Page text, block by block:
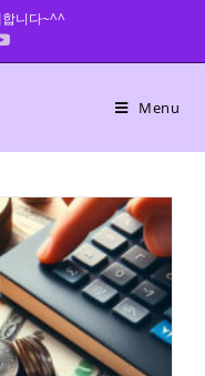
니다~^^
Menu